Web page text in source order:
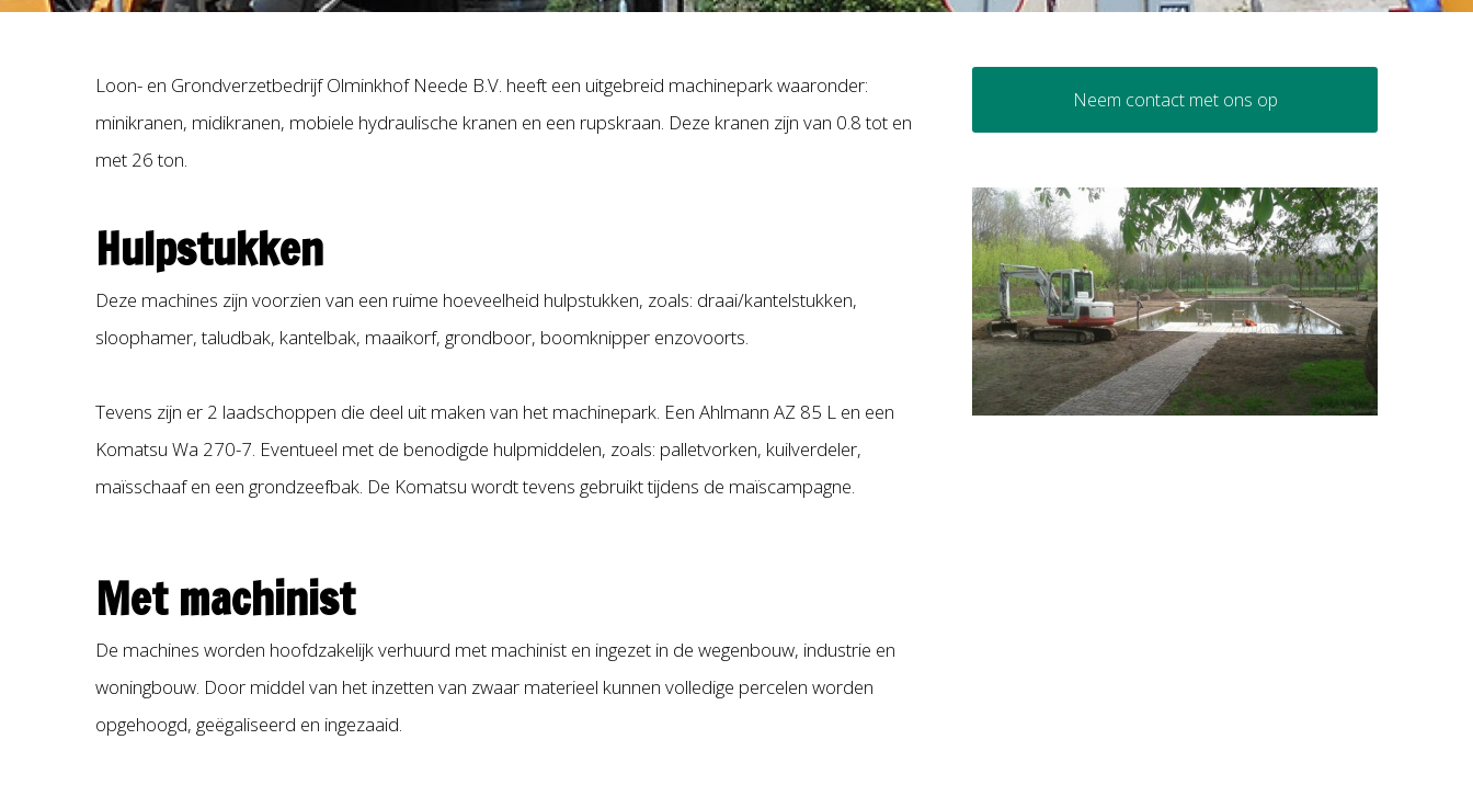
Loon- en Grondverzetbedrijf Olminkhof Neede B.V. heeft een uitgebreid machinepark waaronder:
minikranen, midikranen, mobiele hydraulische kranen en een rupskraan. Deze kranen zijn van 0.8 tot en
met 26 ton.
Hulpstukken
Deze machines zijn voorzien van een ruime hoeveelheid hulpstukken, zoals: draai/kantelstukken,
sloophamer, taludbak, kantelbak, maaikorf, grondboor, boomknipper enzovoorts.
Tevens zijn er 2 laadschoppen die deel uit maken van het machinepark. Een Ahlmann AZ 85 L en een
Komatsu Wa 270-7. Eventueel met de benodigde hulpmiddelen, zoals: palletvorken, kuilverdeler,
maïsschaaf en een grondzeefbak. De Komatsu wordt tevens gebruikt tijdens de maïscampagne.
Met machinist
De machines worden hoofdzakelijk verhuurd met machinist en ingezet in de wegenbouw, industrie en
woningbouw. Door middel van het inzetten van zwaar materieel kunnen volledige percelen worden
opgehoogd, geëgaliseerd en ingezaaid.
Neem contact met ons op